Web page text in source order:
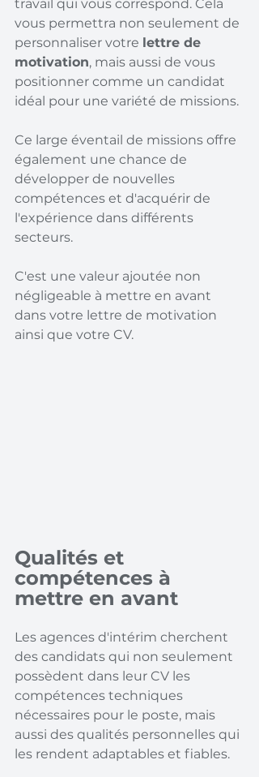
travail qui vous correspond. Cela
vous permettra non seulement de
personnaliser votre lettre de
motivation, mais aussi de vous
positionner comme un candidat
idéal pour une variété de missions.
Ce large éventail de missions offre
également une chance de
développer de nouvelles
compétences et d'acquérir de
l'expérience dans différents
secteurs.
C'est une valeur ajoutée non
négligeable à mettre en avant
dans votre lettre de motivation
ainsi que votre CV.
Qualités et
compétences à
mettre en avant
Les agences d'intérim cherchent
des candidats qui non seulement
possèdent dans leur CV les
compétences techniques
nécessaires pour le poste, mais
aussi des qualités personnelles qui
les rendent adaptables et fiables.